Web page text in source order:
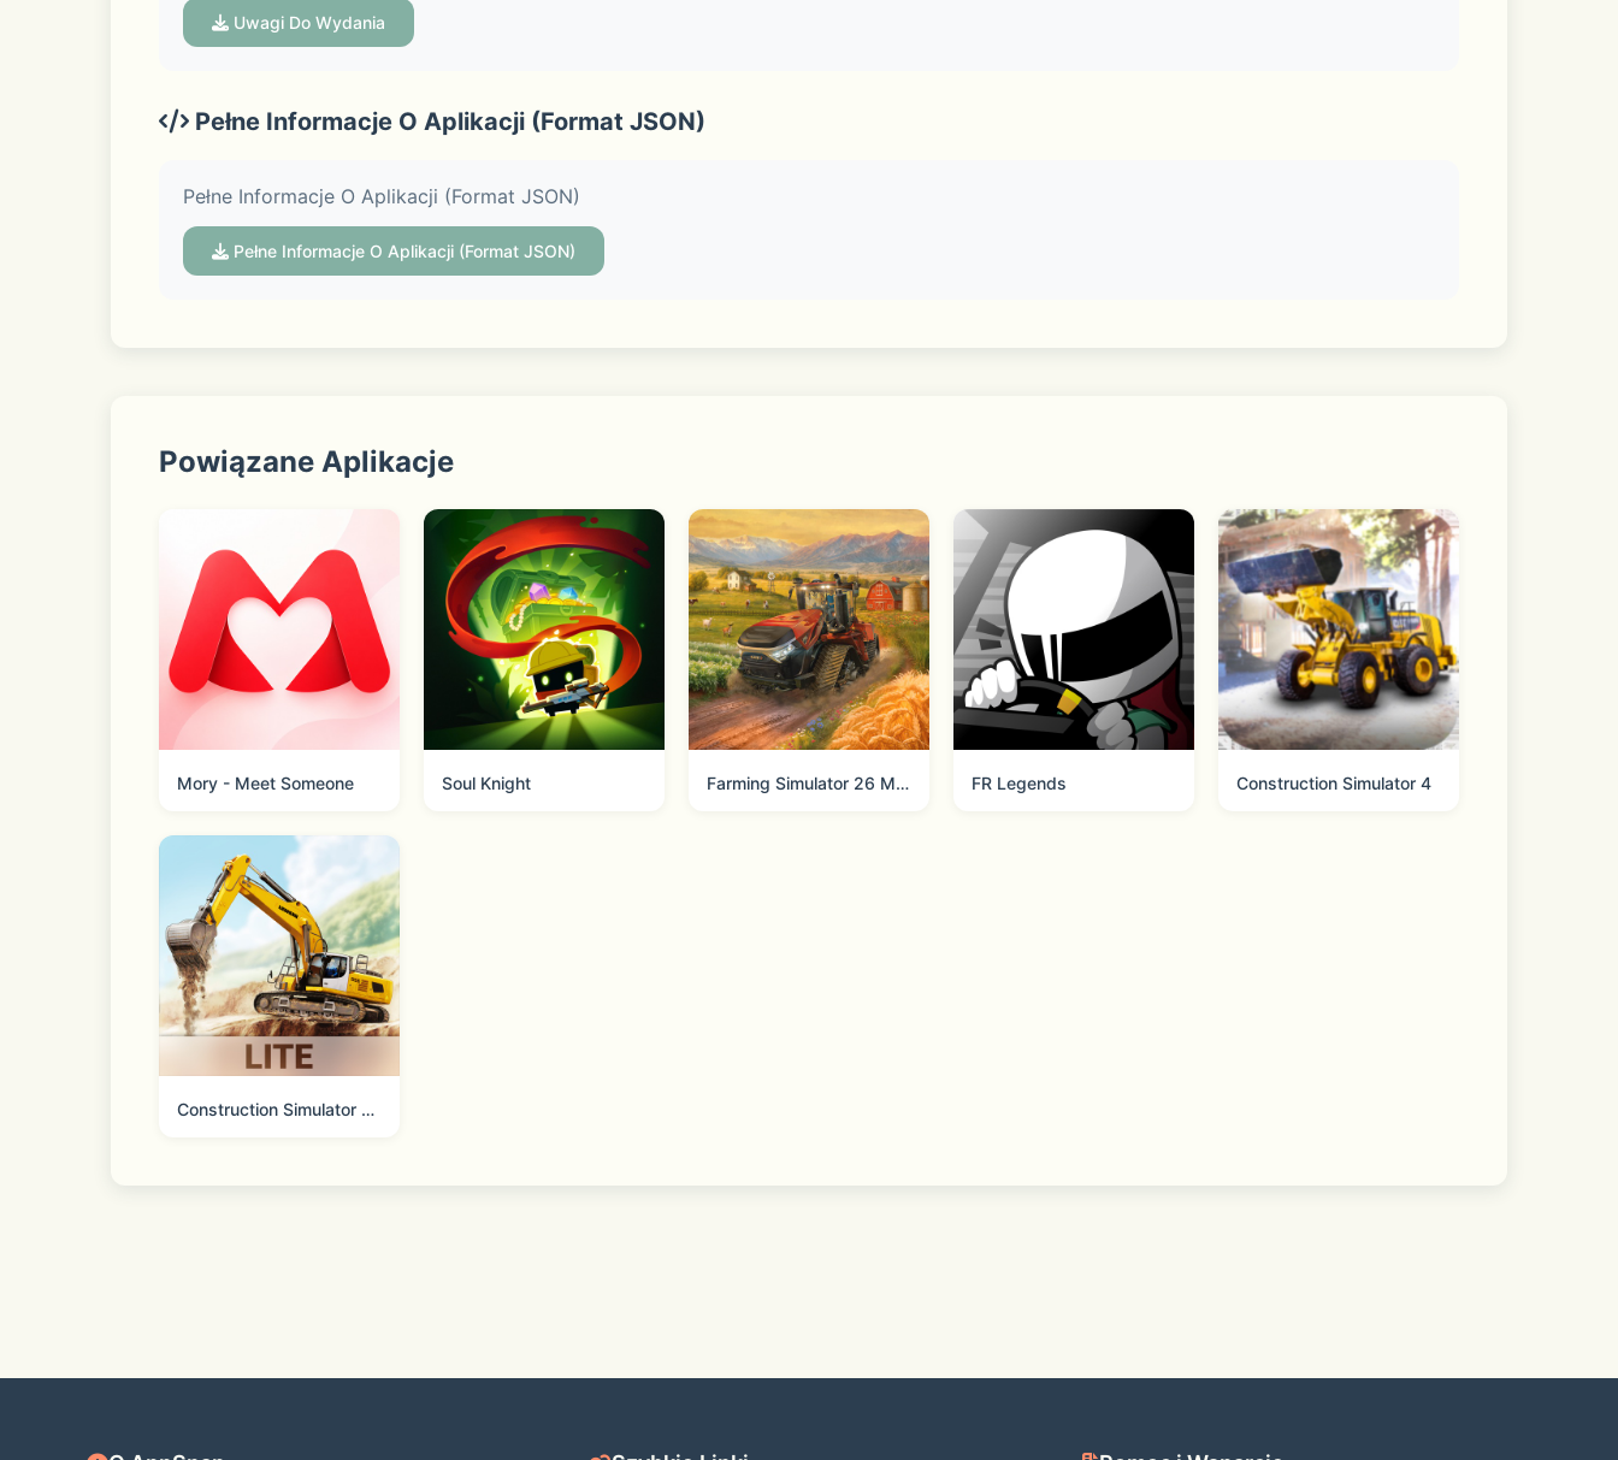
角色台词彰显个性，声控福利不容错过！
4.【深厚时代底蕴，刀剑文化复兴】
5.【轻松休闲玩法，随心玩转掌指】
简单轻松操作，有爱的游戏体验。
战斗系统轻松易上手，刀剑锻造育成十分简单。收集资源，获得经验！随时培养属于你的最强刀剑部队！
亦有丰富多彩的日常剧情，在战斗之余还能体验到与刀剑男士朝夕相处的真实感。
Uwagi Do Wydania
Pełne Informacje O Aplikacji (Format JSON)
Pełne Informacje O Aplikacji (Format JSON)
Pełne Informacje O Aplikacji (Format JSON)
Powiązane Aplikacje
Mory - Meet Someone Soul Knight Farming Simulator 26 Mobile FR Legends Construction Simulator 4
Construction Simulator 3 Lite